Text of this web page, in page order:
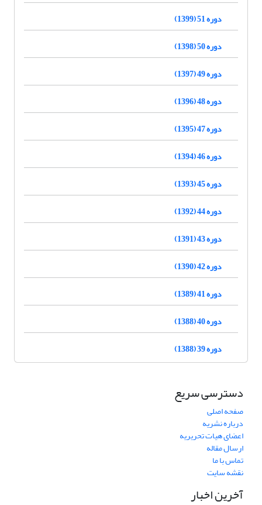
دوره 51 (1399)
دوره 50 (1398)
دوره 49 (1397)
دوره 48 (1396)
دوره 47 (1395)
دوره 46 (1394)
دوره 45 (1393)
دوره 44 (1392)
دوره 43 (1391)
دوره 42 (1390)
دوره 41 (1389)
دوره 40 (1388)
دوره 39 (1388)
دسترسی سریع
صفحه اصلی
درباره نشریه
اعضای هیات تحریریه
ارسال مقاله
تماس با ما
نقشه سایت
آخرین اخبار